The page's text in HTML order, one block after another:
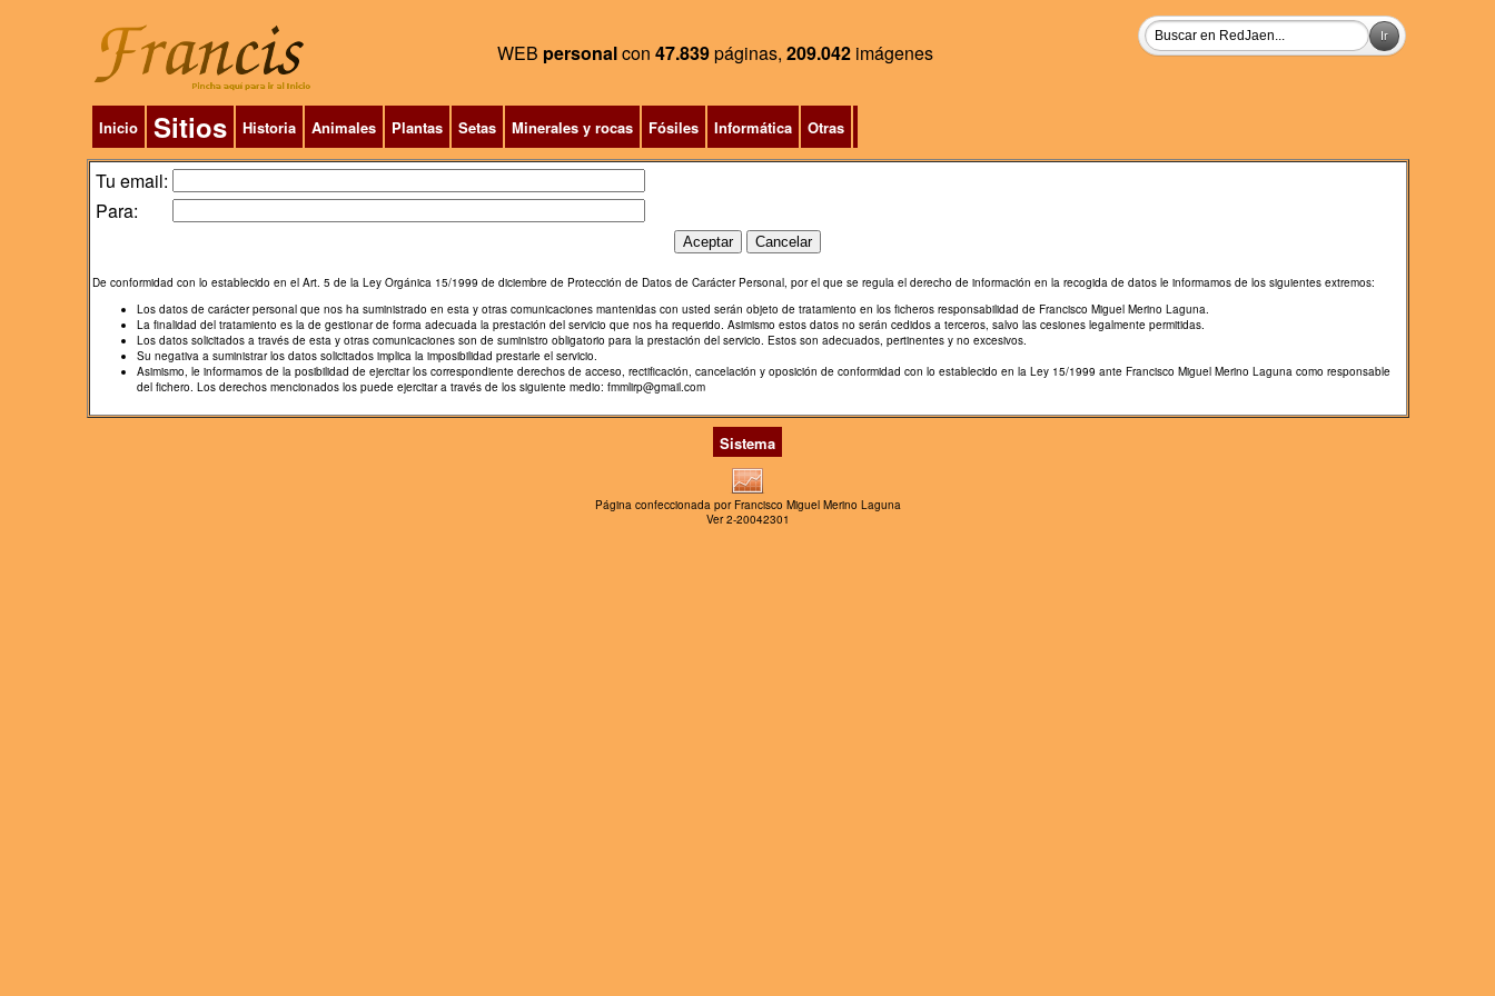
WEB personalcon 47.839páginas, 209.042 imágenes
Inicio Sitios Historia Animales Plantas Setas Minerales y rocas Fósiles Informática Otras
Tu email:
Para:
De conformidad con lo establecido en el Art. 5 de la Ley Orgánica 15/1999 de diciembre de Protección de Datos de Carácter Personal, por el que se regula el derecho de información en la recogida de datos le informamos de los siguientes extremos:
Los datos de carácter personal que nos ha suministrado en esta y otras comunicaciones mantenidas con usted serán objeto de tratamiento en los ficheros responsabilidad de Francisco Miguel Merino Laguna.
La finalidad del tratamiento es la de gestionar de forma adecuada la prestación del servicio que nos ha requerido. Asimismo estos datos no serán cedidos a terceros, salvo las cesiones legalmente permitidas.
Los datos solicitados a través de esta y otras comunicaciones son de suministro obligatorio para la prestación del servicio. Estos son adecuados, pertinentes y no excesivos.
Su negativa a suministrar los datos solicitados implica la imposibilidad prestarle el servicio.
Asimismo, le informamos de la posibilidad de ejercitar los correspondiente derechos de acceso, rectificación, cancelación y oposición de conformidad con lo establecido en la Ley 15/1999 ante Francisco Miguel Merino Laguna como responsable
del fichero. Los derechos mencionados los puede ejercitar a través de los siguiente medio: fmmlirp@gmail.com
Sistema
Página confeccionada por Francisco Miguel Merino Laguna
Ver 2-20042301